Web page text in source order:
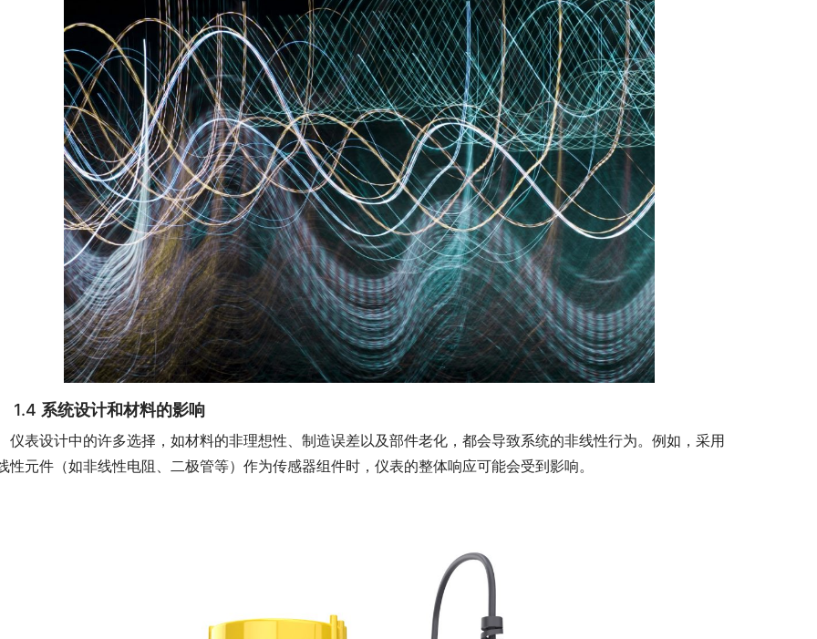
系统设计和材料的影响
设计中的许多选择，如材料的非理想性、制造误差以及部件老化，都会导致系统的非线性行为。例如，采用
性元件（如非线性电阻、二极管等）作为传感器组件时，仪表的整体响应可能会受到影响。